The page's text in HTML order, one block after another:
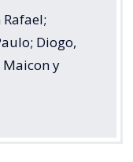
Diogo,
Maicon y